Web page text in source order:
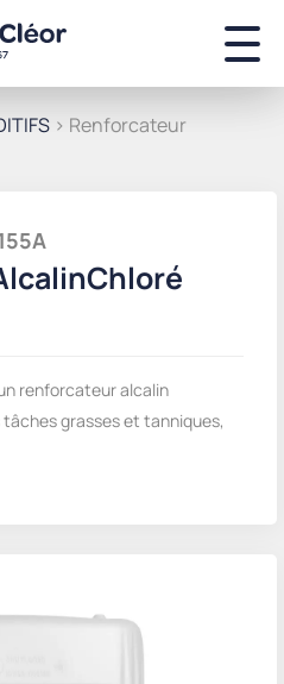
> Renforcateur
renforcateur alcalin
grasses et tanniques,